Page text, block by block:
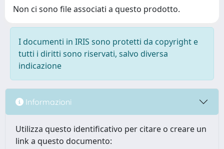
Non ci sono file associati a questo prodotto.
I documenti in IRIS sono protetti da copyright e
tutti i diritti sono riservati, salvo diversa
indicazione
Informazioni
Utilizza questo identificativo per citare o creare un
link a questo documento: